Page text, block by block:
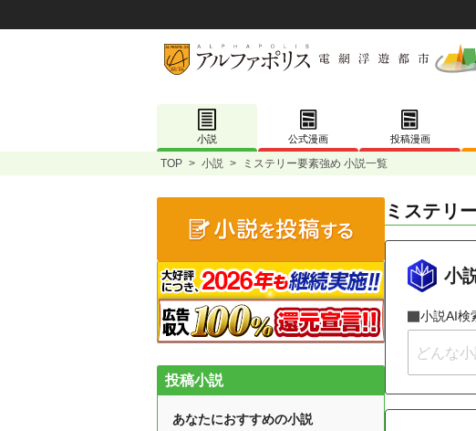
小説 公式漫画 投稿漫画
TOP > 小説 > ミステリー要素強め 小説一覧
ミステリ
小
小説AI検
投稿小説
あなたにおすすめの小説